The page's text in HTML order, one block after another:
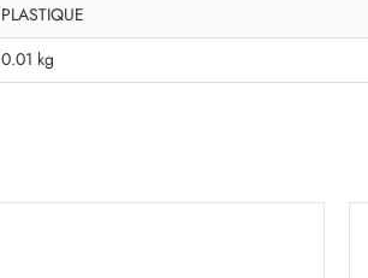
PLASTIQUE
0.01 kg